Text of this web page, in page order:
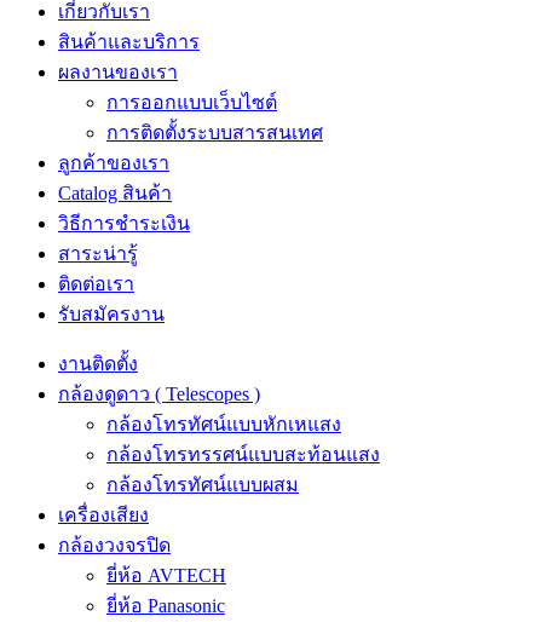
เกี่ยวกับเรา
สินค้าและบริการ
ผลงานของเรา
การออกแบบเว็บไซต์
การติดตั้งระบบสารสนเทศ
ลูกค้าของเรา
Catalog สินค้า
วิธีการชำระเงิน
สาระน่ารู้
ติดต่อเรา
รับสมัครงาน
งานติดตั้ง
กล้องดูดาว ( Telescopes )
กล้องโทรทัศน์แบบหักเหแสง
กล้องโทรทรรศน์แบบสะท้อนแสง
กล้องโทรทัศน์แบบผสม
เครื่องเสียง
กล้องวงจรปิด
ยี่ห้อ AVTECH
ยี่ห้อ Panasonic